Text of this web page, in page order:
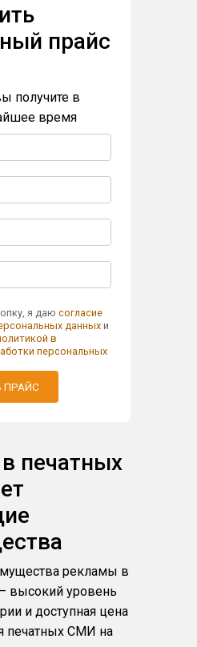
прайс
получите в
время
я даюсогласие
данных и
в
персональных
ПРАЙС
печатных
рекламы в
высокий уровень
и доступная цена
печатных СМИ на